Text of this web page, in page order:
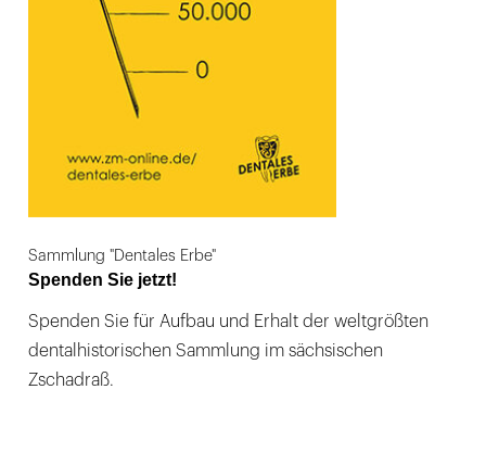
Sammlung "Dentales Erbe"
Spenden Sie jetzt!
Spenden Sie für Aufbau und Erhalt der weltgrößten
dentalhistorischen Sammlung im sächsischen
Zschadraß.